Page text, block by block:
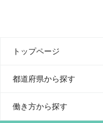
トップページ
都道府県から探す
働き方から探す